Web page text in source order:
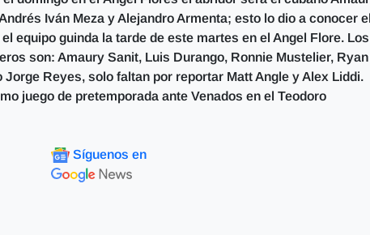
Iván Meza y Alejandro Armenta; esto lo dio a conocer el
equipo guinda la tarde de este martes en el Angel Flore. Los
son: Amaury Sanit, Luis Durango, Ronnie Mustelier, Ryan
Reyes, solo faltan por reportar Matt Angle y Alex Liddi.
juego de pretemporada ante Venados en el Teodoro
Síguenos en